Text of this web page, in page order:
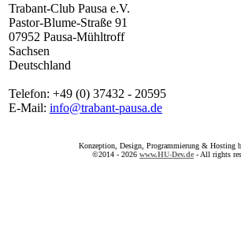
Trabant-Club Pausa e.V.
Pastor-Blume-Straße 91
07952 Pausa-Mühltroff
Sachsen
Deutschland
Telefon: +49 (0) 37432 - 20595
E-Mail: info@trabant-pausa.de
Konzeption, Design, Programmierung & Hosting
©2014 - 2026 www.HU-Dev.de - All rights